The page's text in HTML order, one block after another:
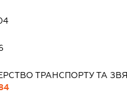
ТРАНСПОРТУ ТА